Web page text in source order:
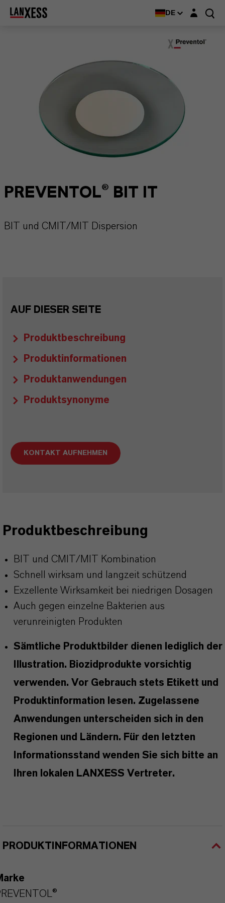
DE Login-Maske
PREVENTOL® BIT IT
BIT und CMIT/MIT Dispersion
AUF DIESER SEITE
Produktbeschreibung
Produktinformationen
Produktanwendungen
Produktsynonyme
KONTAKT AUFNEHMEN
Produktbeschreibung
BIT und CMIT/MIT Kombination
Schnell wirksam und langzeit schützend
Exzellente Wirksamkeit bei niedrigen Dosagen
Auch gegen einzelne Bakterien aus
verunreinigten Produkten
Sämtliche Produktbilder dienen lediglich der
Illustration. Biozidprodukte vorsichtig
verwenden. Vor Gebrauch stets Etikett und
Produktinformation lesen. Zugelassene
Anwendungen unterscheiden sich in den
Regionen und Ländern. Für den letzten
Informationsstand wenden Sie sich bitte an
Ihren lokalen LANXESS Vertreter.
PRODUKTINFORMATIONEN